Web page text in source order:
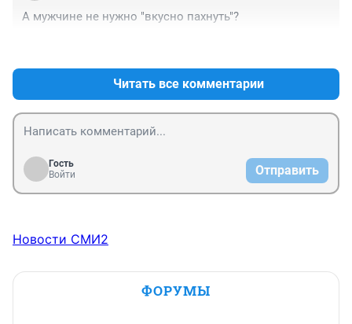
А мужчине не нужно "вкусно пахнуть"?
Читать все комментарии
Гость
Войти
Отправить
Новости СМИ2
ФОРУМЫ